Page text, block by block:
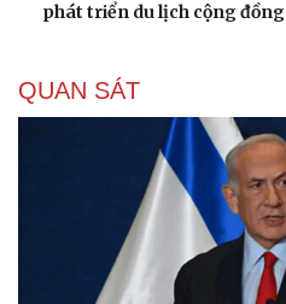
phát triển du lịch cộng đồng
QUAN SÁT